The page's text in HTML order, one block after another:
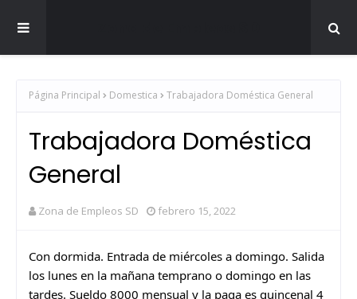
Página Principal Domestica Trabajadora Doméstica General
Trabajadora Doméstica
General
Zona de Empleos SD febrero 15, 2022
Con dormida. Entrada de miércoles a domingo. Salida
los lunes en la mañana temprano o domingo en las
tardes. Sueldo 8000 mensual y la paga es quincenal 4